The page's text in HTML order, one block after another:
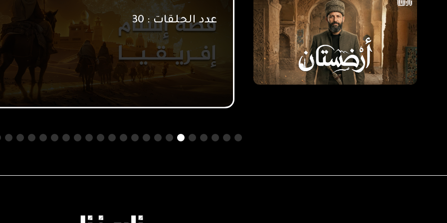
عدد الحلقات : 6